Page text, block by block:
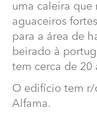
uma caleira que
aguaceiros
para a área de
beirado à
tem cerca de 20
O edifício tem r/
Alfama.